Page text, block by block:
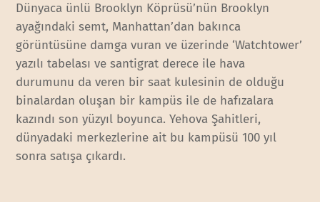
Dünyaca ünlü Brooklyn Köprüsü’nün Brooklyn
ayağındaki semt, Manhattan’dan bakınca
görüntüsüne damga vuran ve üzerinde ‘Watchtower’
yazılı tabelası ve santigrat derece ile hava
durumunu da veren bir saat kulesinin de olduğu
binalardan oluşan bir kampüs ile de hafızalara
kazındı son yüzyıl boyunca. Yehova Şahitleri,
dünyadaki merkezlerine ait bu kampüsü 100 yıl
sonra satışa çıkardı.